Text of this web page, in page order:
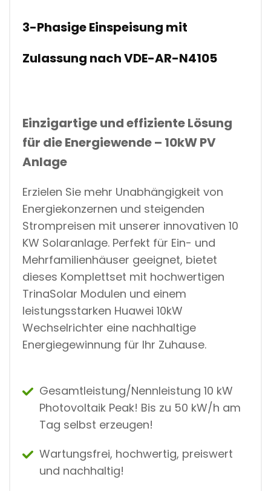
3-Phasige Einspeisung mit
Zulassung nach VDE-AR-N4105
Einzigartige und effiziente Lösung
für die Energiewende – 10kW PV
Anlage
Erzielen Sie mehr Unabhängigkeit von
Energiekonzernen und steigenden
Strompreisen mit unserer innovativen 10
KW Solaranlage. Perfekt für Ein- und
Mehrfamilienhäuser geeignet, bietet
dieses Komplettset mit hochwertigen
TrinaSolar Modulen und einem
leistungsstarken Huawei 10kW
Wechselrichter eine nachhaltige
Energiegewinnung für Ihr Zuhause.
Gesamtleistung/Nennleistung 10 kW
Photovoltaik Peak! Bis zu 50 kW/h am
Tag selbst erzeugen!
Wartungsfrei, hochwertig, preiswert
und nachhaltig!